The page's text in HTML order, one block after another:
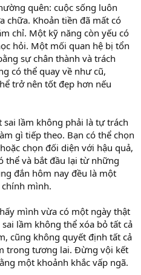
quên: cuộc sống luôn
chữa. Khoản tiền đã mất có
chỉ. Một kỹ năng còn yếu có
hỏi. Một mối quan hệ bị tổn
sự chân thành và trách
có thể quay về như cũ,
trở nên tốt đẹp hơn nếu
lầm không phải là tự trách
gì tiếp theo. Bạn có thể chọn
chọn đối diện với hậu quả,
thể và bắt đầu lại từ những
đắn hôm nay đều là một
mình.
mình vừa có một ngày thật
lầm không thể xóa bỏ tất cả
cũng không quyết định tất cả
trong tương lai. Đừng vội kết
một khoảnh khắc vấp ngã.